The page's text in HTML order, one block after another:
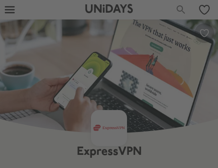
UNiDAYS
ExpressVPN